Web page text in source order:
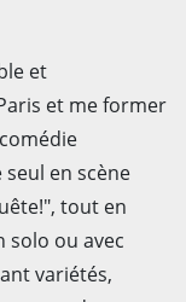
et
et me former
en scène
tout en
solo ou avec
variétés,